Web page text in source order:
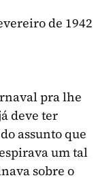
de 1942
pra lhe
deve ter
assunto que
um tal
sobre o